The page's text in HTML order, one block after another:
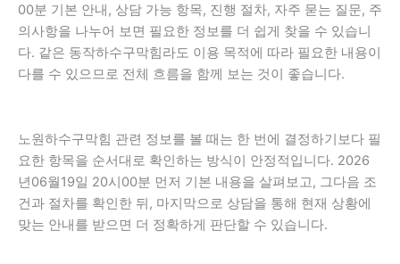
00분 기본 안내, 상담 가능 항목, 진행 절차, 자주 묻는 질문, 주
의사항을 나누어 보면 필요한 정보를 더 쉽게 찾을 수 있습니
다. 같은 동작하수구막힘라도 이용 목적에 따라 필요한 내용이
다를 수 있으므로 전체 흐름을 함께 보는 것이 좋습니다.
노원하수구막힘 관련 정보를 볼 때는 한 번에 결정하기보다 필
요한 항목을 순서대로 확인하는 방식이 안정적입니다. 2026
년06월19일 20시00분 먼저 기본 내용을 살펴보고, 그다음 조
건과 절차를 확인한 뒤, 마지막으로 상담을 통해 현재 상황에
맞는 안내를 받으면 더 정확하게 판단할 수 있습니다.